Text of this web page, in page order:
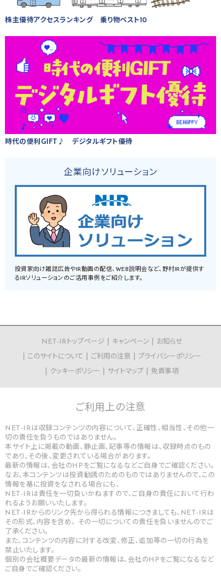
株主優待アクセスランキング 乗り物ベスト10
時代の便利GIFT♪ デジタルギフト優待
企業向けソリューション
投資家向け雑誌広告やIR動画の配信、WEB説明会など、野村IRが提供す
るIRソリューションのご活用事例をご紹介します。
NET-IRトップページ キャンペーン
お知らせ
このサイトについて
ご利用の注意
プライバシーポリシー
クッキーポリシー
サイトマップ 免責事項
ご利用上の注意
NET-IRは収録コンテンツの内容について、正確性、相当性、その他一
切の責任を負うものではありません。
本サイト上に掲載の動画、静止画、記事等の情報は、収録時点のもの
であり、その後、変更されている場合があります。
最新の情報は、会社のHPをご覧になるなどご自身でご確認ください。
なお、本コンテンツは投資勧誘のためのものではありませんので、この
情報を基に投資をなされる場合にも、
NET-IRは責任を一切負いかねますので、ご自身の責任において行わ
れるようお願いいたします。
NET-IRからのリンク先から得られる情報につきましても、NET-IRは
その形式、内容を含め、 その一切についての責任を負いませんのでご
了承ください。
また、コンテンツの内容に対する改変、修正、追加等の一切の行為を
禁止いたします。
個別の会社概要データの最新の情報は、会社のHPをご覧になるなど
ご自身でご確認ください。